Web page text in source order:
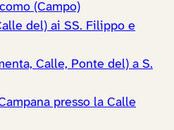
(Campo)
del) ai SS. Filippo e
Calle, Ponte del) a S.
presso la Calle